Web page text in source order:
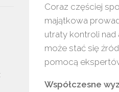
Coraz częściej
majątkowa
utraty kontroli nad
może stać się
pomocą
Współczesne